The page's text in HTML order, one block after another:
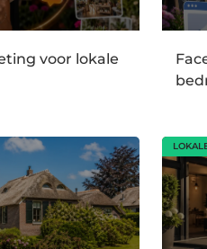
voor lokale